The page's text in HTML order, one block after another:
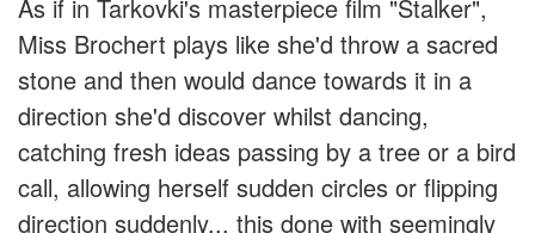
As if in Tarkovki's masterpiece film "Stalker",
Miss Brochert plays like she'd throw a sacred
stone and then would dance towards it in a
direction she'd discover whilst dancing,
catching fresh ideas passing by a tree or a bird
call, allowing herself sudden circles or flipping
direction suddenly... this done with seemingly